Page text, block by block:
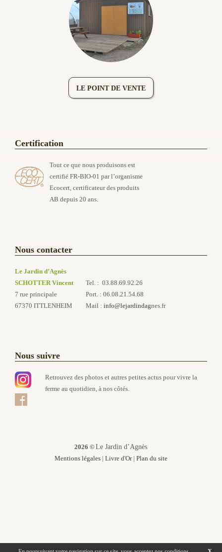
LE POINT DE VENTE
Certification
Tout ce que nous produisons est
certifié FR-BIO-01 par l’organisme
Ecocert, certificateur des produits
AB depuis 20 ans.
Nous contacter
Le Jardin d’Agnès
SCHOTTER Vincent
7 rue principale
67370 ITTLENHEIM
Tel. : 03.88.69.92.26
Port. : 06.08.21.54.68
Mail : info@lejardindagnes.fr
Nous suivre
Retrouvez des photos et autres petites actus pour vivre la
ferme au quotidien, à nos côtés.
2026 ©Le Jardin d’Agnès
Mentions légales | Livre d'Or| Plan du site